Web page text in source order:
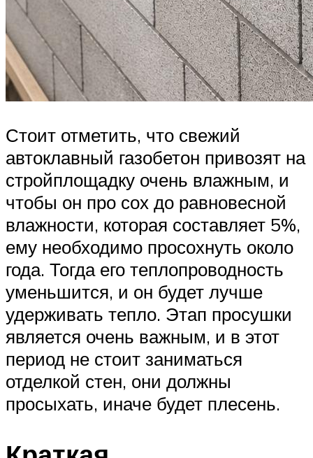
Стоит отметить, что свежий
автоклавный газобетон привозят на
стройплощадку очень влажным, и
чтобы он про сох до равновесной
влажности, которая составляет 5%,
ему необходимо просохнуть около
года. Тогда его теплопроводность
уменьшится, и он будет лучше
удерживать тепло. Этап просушки
является очень важным, и в этот
период не стоит заниматься
отделкой стен, они должны
просыхать, иначе будет плесень.